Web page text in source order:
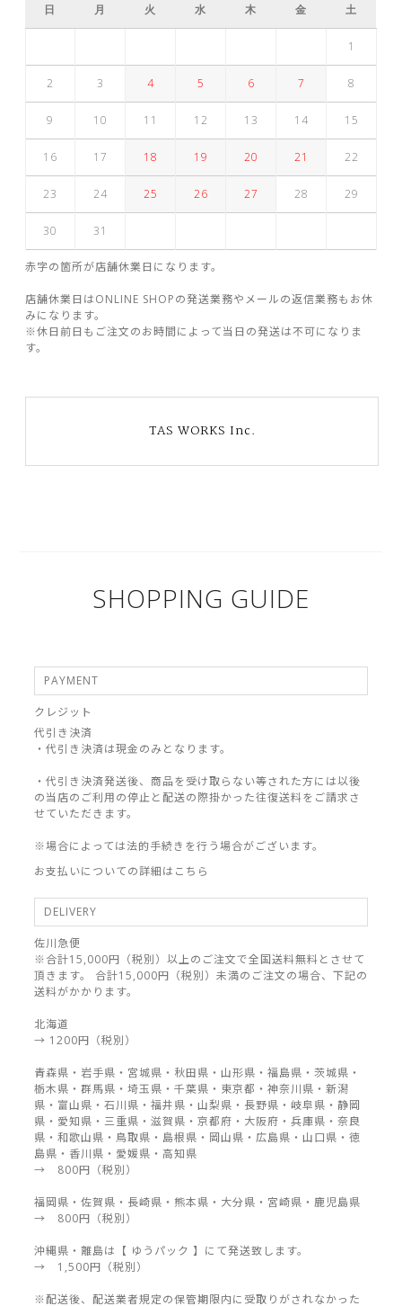
日 月 火 水 木 金 土
1
2 3 4 5 6 7 8
9 10 11 12 13 14 15
16 17 18 19 20 21 22
23 24 25 26 27 28 29
30 31
赤字の箇所が店舗休業日になります。
店舗休業日はONLINE SHOPの発送業務やメールの返信業務もお休
みになります。
※休日前日もご注文のお時間によって当日の発送は不可になりま
す。
TAS WORKS Inc.
SHOPPING GUIDE
PAYMENT
クレジット
代引き決済
・代引き決済は現金のみとなります。
・代引き決済発送後、商品を受け取らない等された方には以後
の当店のご利用の停止と配送の際掛かった往復送料をご請求さ
せていただきます。
※場合によっては法的手続きを行う場合がございます。
お支払いについての詳細はこちら
DELIVERY
佐川急便
※合計15,000円（税別）以上のご注文で全国送料無料とさせて
頂きます。 合計15,000円（税別）未満のご注文の場合、下記の
送料がかかります。
北海道
→ 1200円（税別）
青森県・岩手県・宮城県・秋田県・山形県・福島県・茨城県・
栃木県・群馬県・埼玉県・千葉県・東京都・神奈川県・新潟
県・富山県・石川県・福井県・山梨県・長野県・岐阜県・静岡
県・愛知県・三重県・滋賀県・京都府・大阪府・兵庫県・奈良
県・和歌山県・鳥取県・島根県・岡山県・広島県・山口県・徳
島県・香川県・愛媛県・高知県
→ 800円（税別）
福岡県・佐賀県・長崎県・熊本県・大分県・宮崎県・鹿児島県
→ 800円（税別）
沖縄県・離島は【 ゆうパック 】にて発送致します。
→ 1,500円（税別）
※配送後、配送業者規定の保管期限内に受取りがされなかった